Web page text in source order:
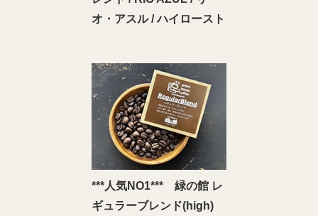
オ・アスル / ハイロースト
***人気NO1*** 緑の館 レ
ギュラーブレンド(high)